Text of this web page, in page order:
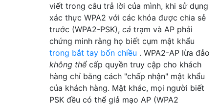
viết trong câu trả lời của mình, khi sử dụng
xác thực WPA2 với các khóa được chia sẻ
trước (WPA2-PSK), cả trạm và AP phải
chứng minh rằng họ biết cụm mật khẩu
trong bắt tay bốn chiều . WPA2-AP lừa đảo
không thểcấp quyền truy cập cho khách
hàng chỉ bằng cách "chấp nhận" mật khẩu
của khách hàng. Mặt khác, mọi người biết
PSK đều có thể giả mạo AP (WPA2